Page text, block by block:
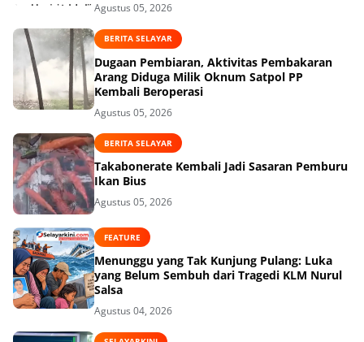
Agustus 05, 2026
BERITA SELAYAR
Dugaan Pembiaran, Aktivitas Pembakaran
Arang Diduga Milik Oknum Satpol PP
Kembali Beroperasi
Agustus 05, 2026
BERITA SELAYAR
Takabonerate Kembali Jadi Sasaran Pemburu
Ikan Bius
Agustus 05, 2026
FEATURE
Menunggu yang Tak Kunjung Pulang: Luka
yang Belum Sembuh dari Tragedi KLM Nurul
Salsa
Agustus 04, 2026